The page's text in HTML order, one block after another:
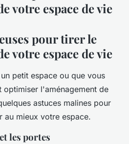
votre espace de vie
pour tirer le
votre espace de vie
petit espace ou que vous
optimiser l'aménagement de
astuces malines pour
au mieux votre espace.
les portes